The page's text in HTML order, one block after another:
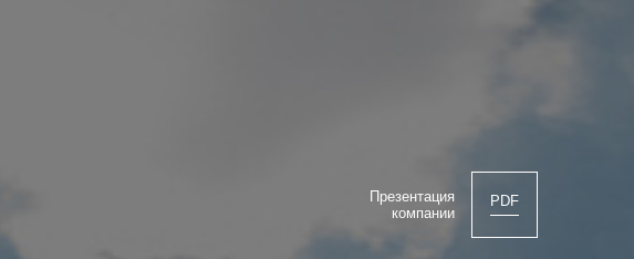
Презентация
компании
PDF